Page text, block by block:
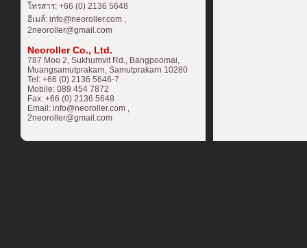
โทรสาร: +66 (0) 2136 5648
อีเมล์: info@neoroller.com ,
2neoroller@gmail.com
Neoroller Co., Ltd.
787 Moo 2, Sukhumvit Rd., Bangpoomai,
Muangsamutprakarn, Samutprakarn 10280
Tel: +66 (0) 2136 5646-7
Mobile: 089 454 7872
Fax: +66 (0) 2136 5648
Email: info@neoroller.com ,
2neoroller@gmail.com